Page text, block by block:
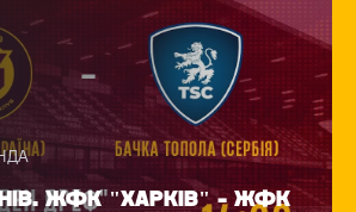
ЖФК "ХАРКІВ" - ЖФК